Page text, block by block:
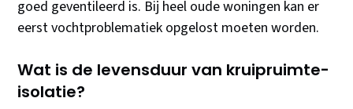
goed geventileerd is. Bij heel oude woningen kan er
eerst vochtproblematiek opgelost moeten worden.
Wat is de levensduur van kruipruimte-
isolatie?